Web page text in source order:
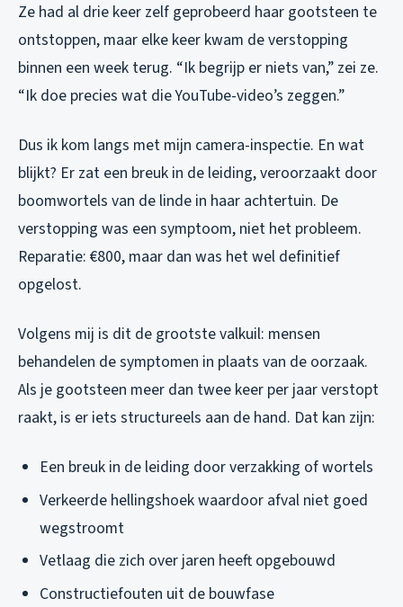
Ze had al drie keer zelf geprobeerd haar gootsteen te
ontstoppen, maar elke keer kwam de verstopping
binnen een week terug. “Ik begrijp er niets van,” zei ze.
“Ik doe precies wat die YouTube-video’s zeggen.”
Dus ik kom langs met mijn camera-inspectie. En wat
blijkt? Er zat een breuk in de leiding, veroorzaakt door
boomwortels van de linde in haar achtertuin. De
verstopping was een symptoom, niet het probleem.
Reparatie: €800, maar dan was het wel definitief
opgelost.
Volgens mij is dit de grootste valkuil: mensen
behandelen de symptomen in plaats van de oorzaak.
Als je gootsteen meer dan twee keer per jaar verstopt
raakt, is er iets structureels aan de hand. Dat kan zijn:
Een breuk in de leiding door verzakking of wortels
Verkeerde hellingshoek waardoor afval niet goed
wegstroomt
Vetlaag die zich over jaren heeft opgebouwd
Constructiefouten uit de bouwfase